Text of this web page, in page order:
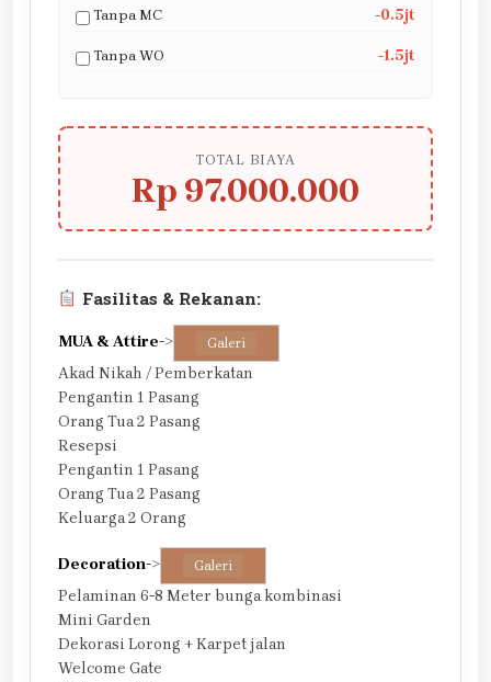
Tanpa MC -0.5jt
Tanpa WO -1.5jt
TOTAL BIAYA
Rp 97.000.000
Fasilitas & Rekanan:
MUA & Attire-> Galeri
Akad Nikah / Pemberkatan
Pengantin 1 Pasang
Orang Tua 2 Pasang
Resepsi
Pengantin 1 Pasang
Orang Tua 2 Pasang
Keluarga 2 Orang
Decoration-> Galeri
Pelaminan 6-8 Meter bunga kombinasi
Mini Garden
Dekorasi Lorong + Karpet jalan
Welcome Gate